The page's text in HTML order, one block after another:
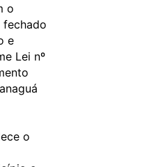
o
e
Lei nº
o